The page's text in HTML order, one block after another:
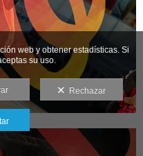
web y obtener estadísticas. Si
su uso.
Rechazar